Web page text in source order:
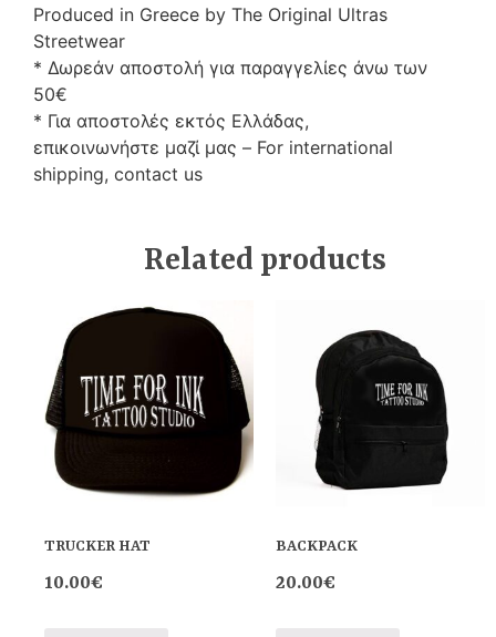
Produced in Greece by The Original Ultras
Streetwear
* Δωρεάν αποστολή για παραγγελίες άνω των
50€
* Για αποστολές εκτός Ελλάδας,
επικοινωνήστε μαζί μας – For international
shipping, contact us
Related products
TRUCKER HAT
10.00€
BACKPACK
20.00€